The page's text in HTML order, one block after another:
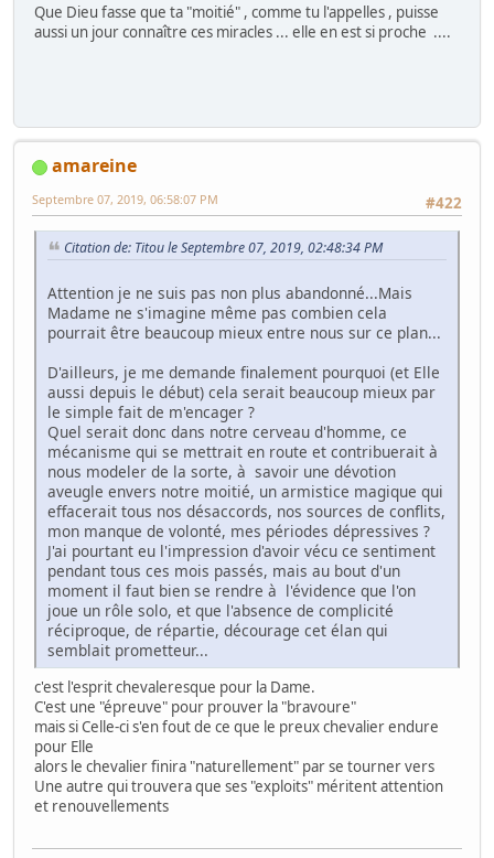
Que Dieu fasse que ta "moitié" , comme tu l'appelles , puisse
aussi un jour connaître ces miracles ... elle en est si proche ....
amareine
#422
Septembre 07, 2019, 06:58:07 PM
Citation de: Titou le Septembre 07, 2019, 02:48:34 PM
Attention je ne suis pas non plus abandonné...Mais
Madame ne s'imagine même pas combien cela
pourrait être beaucoup mieux entre nous sur ce plan...
D'ailleurs, je me demande finalement pourquoi (et Elle
aussi depuis le début) cela serait beaucoup mieux par
le simple fait de m'encager ?
Quel serait donc dans notre cerveau d'homme, ce
mécanisme qui se mettrait en route et contribuerait à
nous modeler de la sorte, à savoir une dévotion
aveugle envers notre moitié, un armistice magique qui
effacerait tous nos désaccords, nos sources de conflits,
mon manque de volonté, mes périodes dépressives ?
J'ai pourtant eu l'impression d'avoir vécu ce sentiment
pendant tous ces mois passés, mais au bout d'un
moment il faut bien se rendre à l'évidence que l'on
joue un rôle solo, et que l'absence de complicité
réciproque, de répartie, décourage cet élan qui
semblait prometteur...
c'est l'esprit chevaleresque pour la Dame.
C'est une "épreuve" pour prouver la "bravoure"
mais si Celle-ci s'en fout de ce que le preux chevalier endure
pour Elle
alors le chevalier finira "naturellement" par se tourner vers
Une autre qui trouvera que ses "exploits" méritent attention
et renouvellements